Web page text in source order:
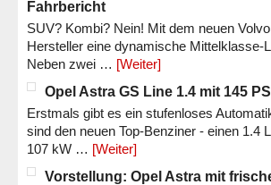
Fahrbericht
SUV? Kombi? Nein! Mit dem neuen
Hersteller eine dynamische Mittelklasse-
Neben zwei … [Weiter]
Opel Astra GS Line 1.4 mit 145
Erstmals gibt es ein stufenloses
sind den neuen Top-Benziner - einen 1.4
107 kW … [Weiter]
Vorstellung: Opel Astra mit